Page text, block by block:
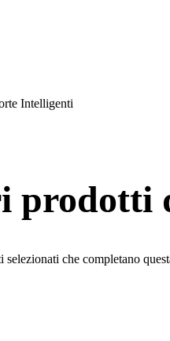
Intelligenti
prodotti
selezionati che completano